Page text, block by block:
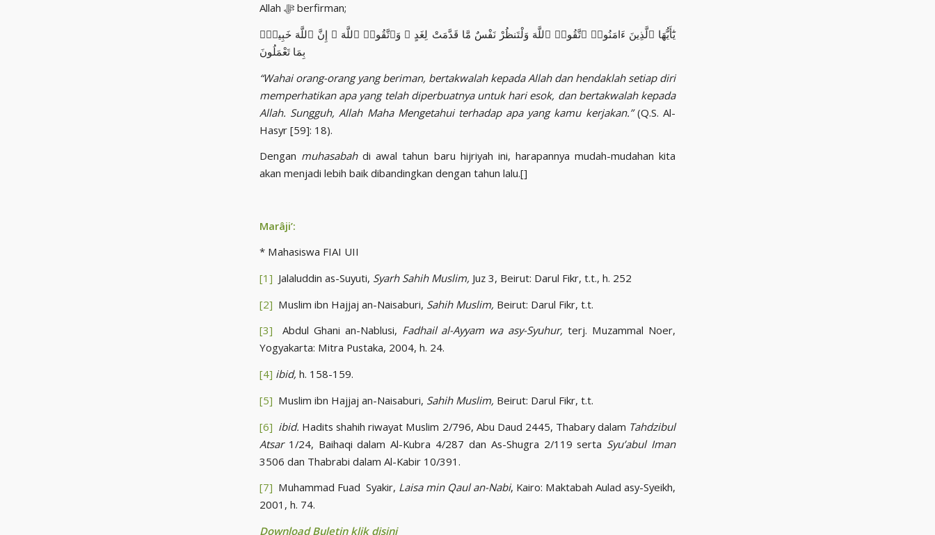
Allah ﷻ berfirman;
يَٰٓأَيُّهَا ٱلَّذِينَ ءَامَنُوا۟ ٱتَّقُوا۟ ٱللَّهَ وَلْتَنظُرْ نَفْسٌ مَّا قَدَّمَتْ لِغَدٍ ۖ وَٱتَّقُوا۟ ٱللَّهَ ۚ إِنَّ ٱللَّهَ خَبِيرٌۢ
بِمَا تَعْمَلُونَ
“Wahai orang-orang yang beriman, bertakwalah kepada Allah dan hendaklah setiap diri
memperhatikan apa yang telah diperbuatnya untuk hari esok, dan bertakwalah kepada
Allah. Sungguh, Allah Maha Mengetahui terhadap apa yang kamu kerjakan.”(Q.S. Al-
Hasyr [59]: 18).
Dengan muhasabahdi awal tahun baru hijriyah ini, harapannya mudah-mudahan kita
akan menjadi lebih baik dibandingkan dengan tahun lalu.[]
Marâji’:
* Mahasiswa FIAI UII
[1] Jalaluddin as-Suyuti, Syarh Sahih Muslim, Juz 3, Beirut: Darul Fikr, t.t., h. 252
[2] Muslim ibn Hajjaj an-Naisaburi, Sahih Muslim, Beirut: Darul Fikr, t.t.
[3] Abdul Ghani an-Nablusi, Fadhail al-Ayyam wa asy-Syuhur,terj. Muzammal Noer,
Yogyakarta: Mitra Pustaka, 2004, h. 24.
[4] ibid, h. 158-159.
[5] Muslim ibn Hajjaj an-Naisaburi, Sahih Muslim, Beirut: Darul Fikr, t.t.
[6] ibid. Hadits shahih riwayat Muslim 2/796, Abu Daud 2445, Thabary dalam Tahdzibul
Atsar1/24, Baihaqi dalam Al-Kubra 4/287 dan As-Shugra 2/119 serta Syu’abul Iman
3506 dan Thabrabi dalam Al-Kabir 10/391.
[7] Muhammad Fuad Syakir, Laisa min Qaul an-Nabi, Kairo: Maktabah Aulad asy-Syeikh,
2001, h. 74.
Download Buletin klik disini